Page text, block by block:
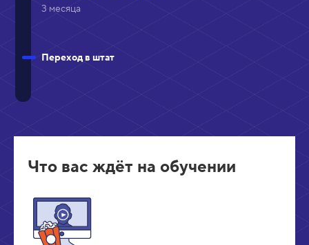
3 месяца
Переход в штат
Что вас ждёт на обучении